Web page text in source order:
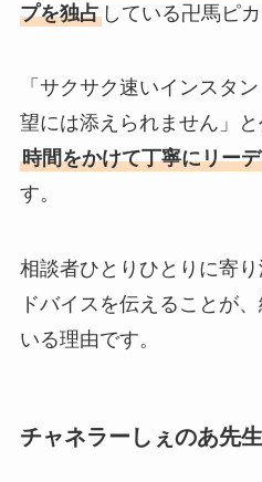
プを独占している卍馬ピカ
「サクサク速いインスタ
望には添えられません」と
時間をかけて丁寧にリー
す。
相談者ひとりひとりに寄
ドバイスを伝えることが
いる理由です。
チャネラーしぇのあ先生